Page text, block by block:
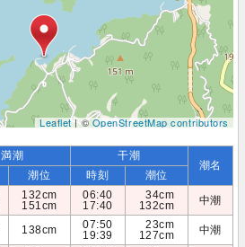
Leaflet| ©OpenStreetMap contributors
満潮 干潮
潮名
潮位 時刻
潮位
132cm
151cm
06:40
17:40
34cm
132cm
中潮
138cm
07:50
19:39
23cm
127cm
中潮